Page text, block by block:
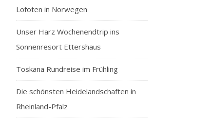
Lofoten in Norwegen
Unser Harz Wochenendtrip ins
Sonnenresort Ettershaus
Toskana Rundreise im Frühling
Die schönsten Heidelandschaften in
Rheinland-Pfalz